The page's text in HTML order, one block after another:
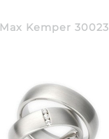
Max Kemper 30023